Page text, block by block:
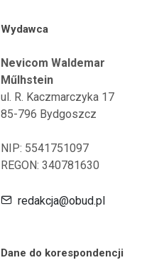
Wydawca
Nevicom Waldemar
Műlhstein
ul. R. Kaczmarczyka 17
85-796 Bydgoszcz
NIP: 5541751097
REGON: 340781630
redakcja@obud.pl
Dane do korespondencji